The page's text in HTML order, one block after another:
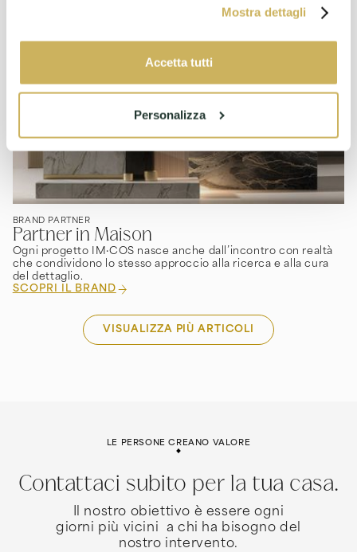
Mostra dettagli
Accetta tutti
Personalizza
BRAND PARTNER
Partner in Maison
Ogni progetto IM·COS nasce anche dall’incontro con realtà
che condividono lo stesso approccio alla ricerca e alla cura
del dettaglio.
SCOPRI IL BRAND
VISUALIZZA PIÙ ARTICOLI
LE PERSONE CREANO VALORE
Contattaci subito per la tua casa.
Il nostro obiettivo è essere ogni
giorni più vicini a chi ha bisogno del
nostro intervento.